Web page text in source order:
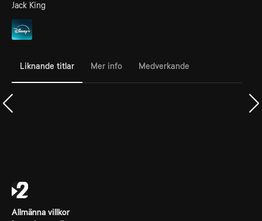
Jack King
Liknande titlar Mer info Medverkande
Allmänna villkor